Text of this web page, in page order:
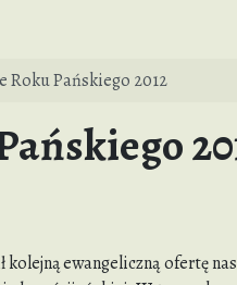
Roku Pańskiego 2012
ewangeliczną ofertę